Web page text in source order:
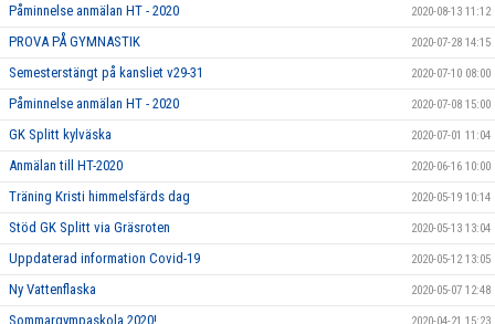
Påminnelse anmälan HT - 2020 2020-08-13 11:12
PROVA PÅ GYMNASTIK 2020-07-28 14:15
Semesterstängt på kansliet v29-31 2020-07-10 08:00
Påminnelse anmälan HT - 2020 2020-07-08 15:00
GK Splitt kylväska 2020-07-01 11:04
Anmälan till HT-2020 2020-06-16 10:00
Träning Kristi himmelsfärds dag 2020-05-19 10:14
Stöd GK Splitt via Gräsroten 2020-05-13 13:04
Uppdaterad information Covid-19 2020-05-12 13:05
Ny Vattenflaska 2020-05-07 12:48
Sommargympaskola 2020! 2020-04-21 15:23